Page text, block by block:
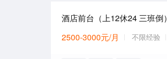
酒店前台（上12休24 三班倒）
2500-3000元/月
不限经验